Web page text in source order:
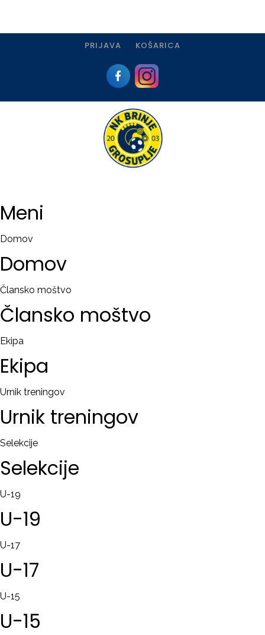
PRIJAVA KOŠARICA
Meni
Domov
Domov
Člansko moštvo
Člansko moštvo
Ekipa
Ekipa
Urnik treningov
Urnik treningov
Selekcije
Selekcije
U-19
U-19
U-17
U-17
U-15
U-15
Registracija